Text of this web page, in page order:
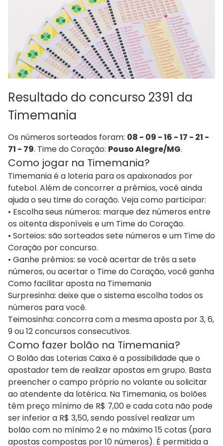
Resultado do concurso 2391 da
Timemania
Os números sorteados foram: 08 - 09 - 16 - 17 - 21 -
71 - 79. Time do Coração: Pouso Alegre/MG.
Como jogar na Timemania?
Timemania é a loteria para os apaixonados por
futebol. Além de concorrer a prêmios, você ainda
ajuda o seu time do coração. Veja como participar:
• Escolha seus números: marque dez números entre
os oitenta disponíveis e um Time do Coração.
• Sorteios: são sorteados sete números e um Time do
Coração por concurso.
• Ganhe prêmios: se você acertar de três a sete
números, ou acertar o Time do Coração, você ganha
Como facilitar aposta na Timemania
Surpresinha: deixe que o sistema escolha todos os
números para você.
Teimosinha: concorra com a mesma aposta por 3, 6,
9 ou 12 concursos consecutivos.
Como fazer bolão na Timemania?
O Bolão das Loterias Caixa é a possibilidade que o
apostador tem de realizar apostas em grupo. Basta
preencher o campo próprio no volante ou solicitar
ao atendente da lotérica. Na Timemania, os bolões
têm preço mínimo de R$ 7,00 e cada cota não pode
ser inferior a R$ 3,50, sendo possível realizar um
bolão com no mínimo 2 e no máximo 15 cotas (para
apostas compostas por 10 números). É permitida a